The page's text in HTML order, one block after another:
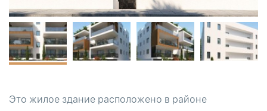
Это жилое здание расположено в районе